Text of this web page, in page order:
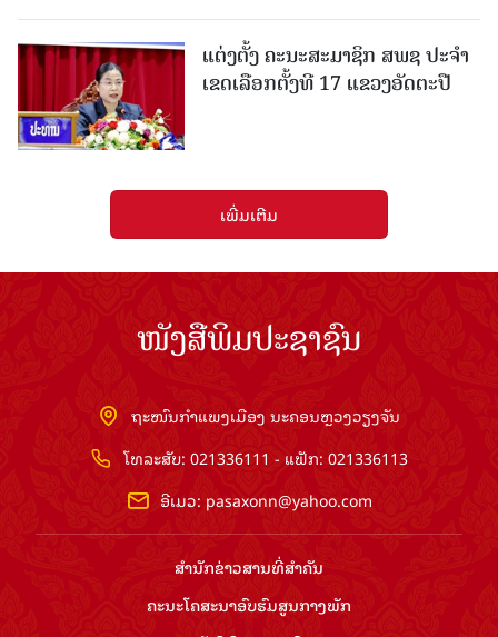
ແຕ່ງຕັ້ງ ຄະນະສະມາຊິກ ສພຊ ປະຈຳ
ເຂດເລືອກຕັ້ງທີ 17 ແຂວງອັດຕະປື
ເພີ່ມເຕີມ
ໜັງສືພິມປະຊາຊົນ
ຖະໜົນກຳແພງເມືອງ ນະຄອນຫຼວງວຽງຈັນ
ໂທລະສັບ: 021336111 - ແຟັກ: 021336113
ອີເມວ: pasaxonn@yahoo.com
ສຳ​ນັກ​ຂ່າວ​ສານ​ທີ່​ສຳ​ຄັນ​
ຄະນະໂຄສະນາອົບຮົມ​ສູນ​ກາງ​ພັກ